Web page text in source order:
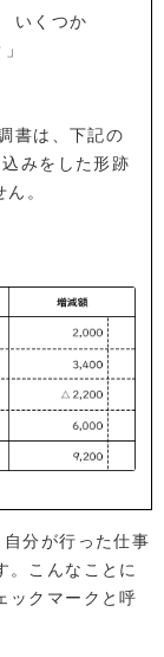
いくつか
書は、下記の
みをした形跡
。
分が行った仕事
。こんなことに
ックマークと呼